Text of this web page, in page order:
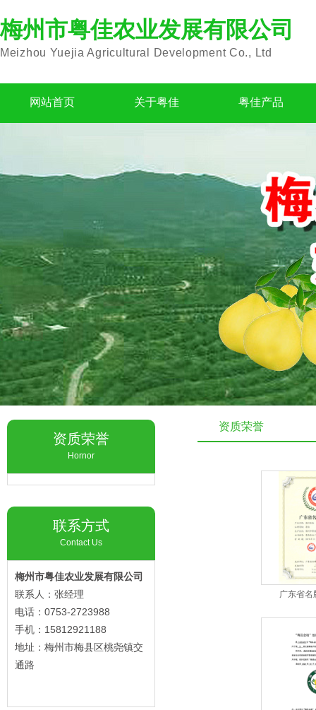
梅州市粤佳农业发展有限公司
Meizhou Yuejia Agricultural Development Co., Ltd
网站首页 关于粤佳 粤佳产品
资质荣誉
Hornor
联系方式
Contact Us
梅州市粤佳农业发展有限公司
联系人：张经理
电话：0753-2723988
手机：15812921188
地址：梅州市梅县区桃尧镇交
通路
资质荣誉
广东省名